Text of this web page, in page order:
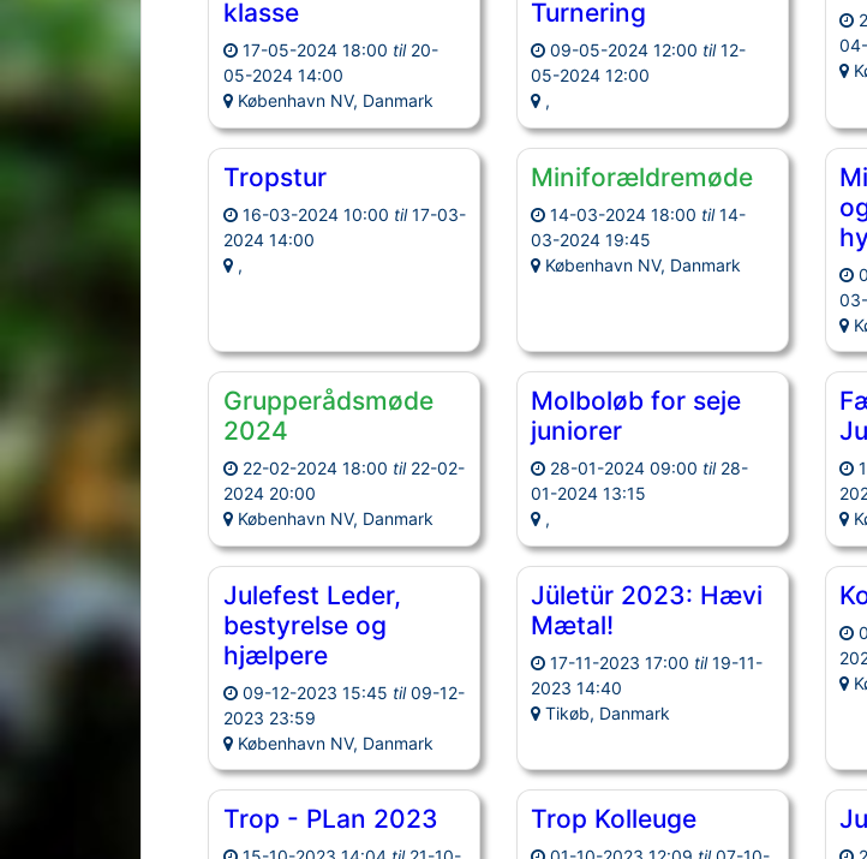
klasse
17-05-2024 18:00 til 20-
05-2024 14:00
København NV, Danmark
Turnering
09-05-2024 12:00 til 12-
05-2024 12:00
,
Tropstur
16-03-2024 10:00 til 17-03-
2024 14:00
,
Miniforældremøde
14-03-2024 18:00 til 14-
03-2024 19:45
København NV, Danmark
Grupperådsmøde
2024
22-02-2024 18:00 til 22-02-
2024 20:00
København NV, Danmark
Molboløb for seje
juniorer
28-01-2024 09:00 til 28-
01-2024 13:15
,
Julefest Leder,
bestyrelse og
hjælpere
09-12-2023 15:45 til 09-12-
2023 23:59
København NV, Danmark
Jületür 2023: Hævi
Mætal!
17-11-2023 17:00 til 19-11-
2023 14:40
Tikøb, Danmark
Trop - PLan 2023 Trop Kolleuge